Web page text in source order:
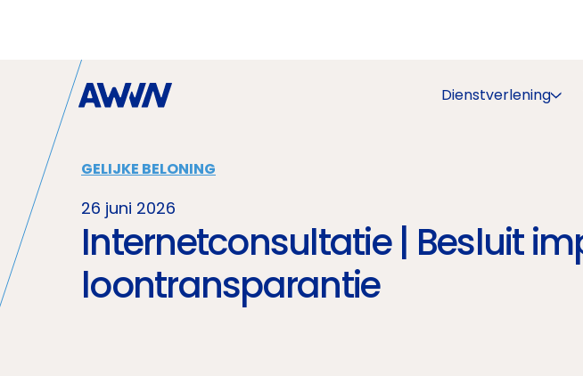
Dienstverlening
GELIJKE BELONING
26 juni 2026
Internetconsultatie | Besluit
loontransparantie